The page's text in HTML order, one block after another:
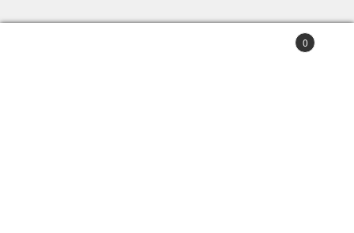
0